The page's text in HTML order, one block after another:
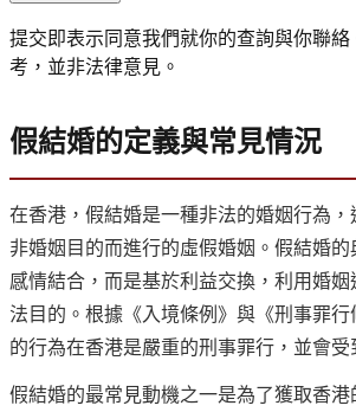
提交即表示同意我們就你的查詢與你聯
考，並非法律意見。
假結婚的定義與常見情況
在香港，假結婚是一種非法的婚姻行為
非婚姻目的而進行的虛假婚姻。假結婚的
感情結合，而是基於利益交換，利用婚
法目的。根據《入境條例》與《刑事罪
的行為在香港是嚴重的刑事罪行，並會受
假結婚的最常見動機之一是為了獲取香